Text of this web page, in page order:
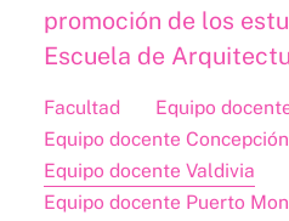
promoción de los
Escuela de
Facultad
Equipo
Equipo docente Concepción
Equipo docente Valdivia
Equipo docente Puerto